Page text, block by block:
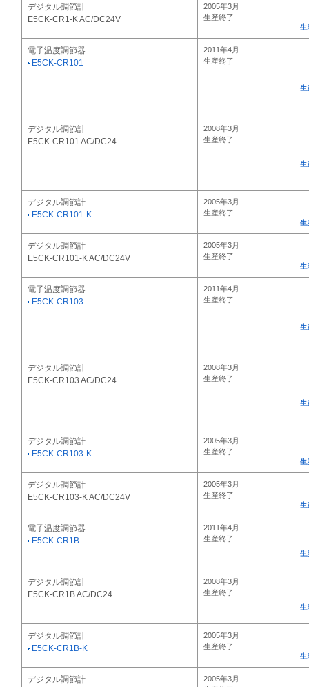
デジタル調節計
E5CK-CR1-K AC/DC24V
2005年3月
生産終了
生
電子温度調節器
E5CK-CR101
2011年4月
生産終了
生
デジタル調節計
E5CK-CR101 AC/DC24
2008年3月
生産終了
生
デジタル調節計
E5CK-CR101-K
2005年3月
生産終了
生
デジタル調節計
E5CK-CR101-K AC/DC24V
2005年3月
生産終了
生
電子温度調節器
E5CK-CR103
2011年4月
生産終了
生
デジタル調節計
E5CK-CR103 AC/DC24
2008年3月
生産終了
生
デジタル調節計
E5CK-CR103-K
2005年3月
生産終了
生
デジタル調節計
E5CK-CR103-K AC/DC24V
2005年3月
生産終了
生
電子温度調節器
E5CK-CR1B
2011年4月
生産終了
生
デジタル調節計
E5CK-CR1B AC/DC24
2008年3月
生産終了
生
デジタル調節計
E5CK-CR1B-K
2005年3月
生産終了
生
デジタル調節計
2005年3月